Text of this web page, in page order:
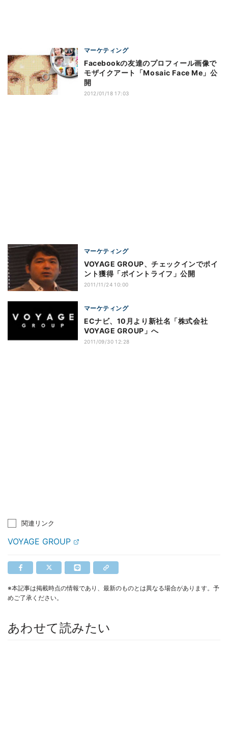
マーケティング
Facebookの友達のプロフィール画像で
モザイクアート「Mosaic Face Me」公
開
2012/01/18 17:03
マーケティング
VOYAGE GROUP、チェックインでポイ
ント獲得「ポイントライフ」公開
2011/11/24 10:00
マーケティング
ECナビ、10月より新社名「株式会社
VOYAGE GROUP」へ
2011/09/30 12:28
関連リンク
VOYAGE GROUP
※本記事は掲載時点の情報であり、最新のものとは異なる場合があります。予
めご了承ください。
あわせて読みたい